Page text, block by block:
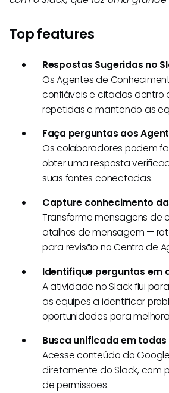
Top features
Respostas Sugeridas no
Os Agentes de
confiáveis e citadas dentro
repetidas e mantendo as
Faça perguntas aos
Os colaboradores podem
obter uma resposta
suas fontes conectadas.
Capture conhecimento
Transforme mensagens de
atalhos de mensagem —
para revisão no Centro de
Identifique perguntas em
A atividade no Slack flui
as equipes a identificar
oportunidades para
Busca unificada em
Acesse conteúdo do
diretamente do Slack, com
de permissões.